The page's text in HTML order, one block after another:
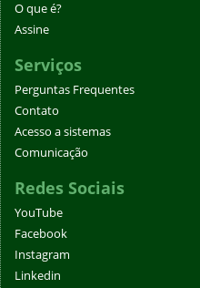
O que é?
Assine
Serviços
Perguntas Frequentes
Contato
Acesso a sistemas
Comunicação
Redes Sociais
YouTube
Facebook
Instagram
Linkedin